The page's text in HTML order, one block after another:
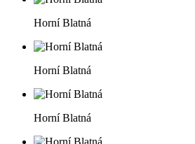
Horní Blatná
Horní Blatná
Horní Blatná